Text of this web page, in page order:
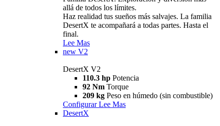
allá de todos los límites.
Haz realidad tus sueños más salvajes. La familia
DesertX te acompañará a todas partes. Hasta el
final.
Lee Mas
new V2
DesertX V2
110.3 hp Potencia
92 Nm Torque
209 kg Peso en húmedo (sin combustible)
Configurar Lee Mas
DesertX